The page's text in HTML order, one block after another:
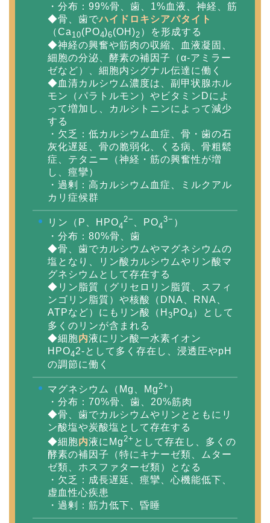
・分布：99%骨、歯、1%血液、神経、筋
◆骨、歯でハイドロキシアパタイト
（Ca 10(PO4)6(OH)2 ）を形成する
◆神経の興奮や筋肉の収縮、血液凝固、
細胞の分泌、酵素の補因子（α-アミラー
ゼなど）、細胞内シグナル伝達に働く
◆血清カルシウム濃度は、副甲状腺ホル
モン（パラトルモン）やビタミンDによ
って増加し、カルシトニンによって減少
する
・欠乏：低カルシウム血症、骨・歯の石
灰化遅延、骨の脆弱化、くる病、骨粗鬆
症、テタニー（神経・筋の興奮性が増
し、痙攣）
・過剰：高カルシウム血症、ミルクアル
カリ症候群
リン（P、HPO4
2− 、PO4
3− ）
・分布：80%骨、歯
◆骨、歯でカルシウムやマグネシウムの
塩となり、リン酸カルシウムやリン酸マ
グネシウムとして存在する
◆リン脂質（グリセロリン脂質、スフィ
ンゴリン脂質）や核酸（DNA、RNA、
ATPなど）にもリン酸（H 3 PO4 ）として
多くのリンが含まれる
◆細胞内液にリン酸一水素イオン
HPO42-として多く存在し、浸透圧やpH
の調節に働く
マグネシウム（Mg、Mg 2+ ）
・分布：70%骨、歯、20%筋肉
◆骨、歯でカルシウムやリンとともにリ
ン酸塩や炭酸塩として存在する
◆細胞内液にMg 2+ として存在し、多くの
酵素の補因子（特にキナーゼ類、ムター
ゼ類、ホスファターゼ類）となる
・欠乏：成長遅延、痙攣、心機能低下、
虚血性心疾患
・過剰：筋力低下、昏睡